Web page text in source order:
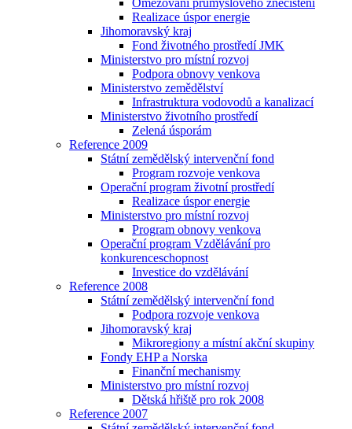
Omezování průmyslového znečištění
Realizace úspor energie
Jihomoravský kraj
Fond životného prostředí JMK
Ministerstvo pro místní rozvoj
Podpora obnovy venkova
Ministerstvo zemědělství
Infrastruktura vodovodů a kanalizací
Ministerstvo životního prostředí
Zelená úsporám
Reference 2009
Státní zemědělský intervenční fond
Program rozvoje venkova
Operační program životní prostředí
Realizace úspor energie
Ministerstvo pro místní rozvoj
Program obnovy venkova
Operační program Vzdělávání pro
konkurenceschopnost
Investice do vzdělávání
Reference 2008
Státní zemědělský intervenční fond
Podpora rozvoje venkova
Jihomoravský kraj
Mikroregiony a místní akční skupiny
Fondy EHP a Norska
Finanční mechanismy
Ministerstvo pro místní rozvoj
Dětská hřiště pro rok 2008
Reference 2007